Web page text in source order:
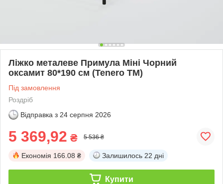
Ліжко металеве Примула Міні Чорний
оксамит 80*190 см (Tenero TM)
Під замовлення
Роздріб
Відправка з 24 серпня 2026
5 369,92 ₴ 5 536 ₴
Економія 166.08 ₴ Залишилось 22 дні
Купити